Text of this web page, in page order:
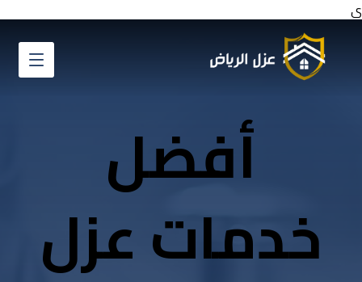
ي
أفضل
خدمات عزل